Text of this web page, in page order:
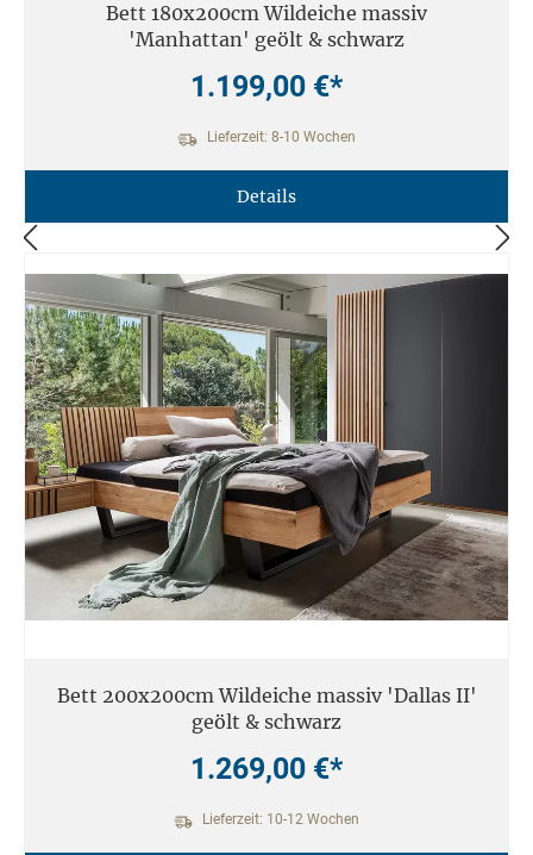
Bett 180x200cm Wildeiche massiv
'Manhattan' geölt & schwarz
1.199,00 €*
Lieferzeit: 8-10 Wochen
Details
Bett 200x200cm Wildeiche massiv 'Dallas II'
geölt & schwarz
1.269,00 €*
Lieferzeit: 10-12 Wochen